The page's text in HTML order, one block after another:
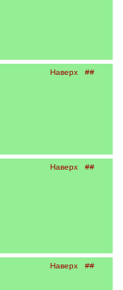
Наверх ##
Наверх ##
Наверх ##